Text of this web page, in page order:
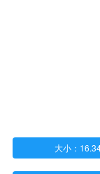
大小：